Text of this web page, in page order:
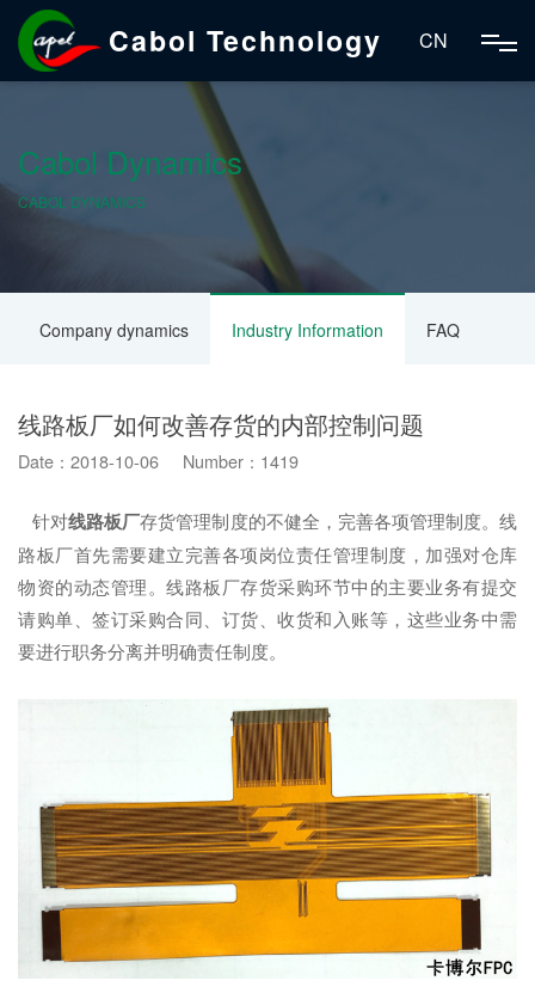
Cabol Technology CN
Cabol Dynamics
CABOL DYNAMICS
Company dynamics Industry Information FAQ
线路板厂如何改善存货的内部控制问题
Date：2018-10-06 Number：1419
针对线路板厂存货管理制度的不健全，完善各项管理制度。线
路板厂首先需要建立完善各项岗位责任管理制度，加强对仓库
物资的动态管理。线路板厂存货采购环节中的主要业务有提交
请购单、签订采购合同、订货、收货和入账等，这些业务中需
要进行职务分离并明确责任制度。